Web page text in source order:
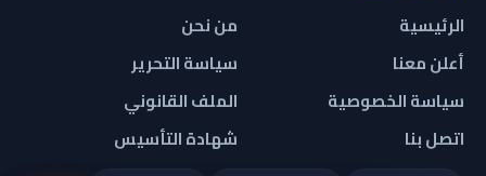
الرئيسية
من نحن
أعلن معنا
سياسة التحرير
سياسة الخصوصية
الملف القانوني
اتصل بنا
شهادة التأسيس